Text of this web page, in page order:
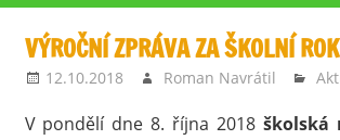
VÝROČNÍ ZPRÁVA ZA ŠKOLNÍ
12.10.2018 Roman Navrátil
V pondělí dne 8. října 2018 školská